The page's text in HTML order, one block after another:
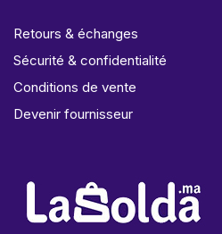
Retours & échanges
Sécurité & confidentialité
Conditions de vente
Devenir fournisseur